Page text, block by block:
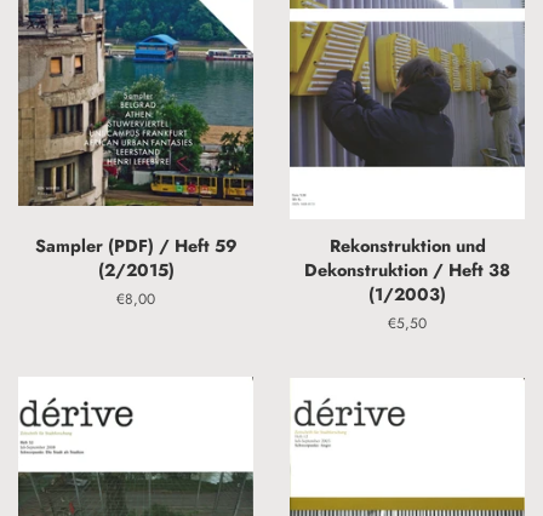
Sampler (PDF) / Heft 59
(2/2015)
Normaler
€8,00
Rekonstruktion und
Dekonstruktion / Heft 38
(1/2003)
Normaler
€5,50